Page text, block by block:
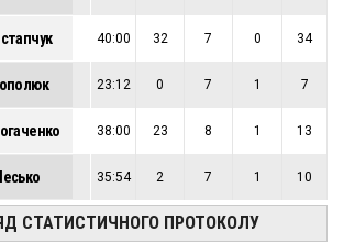
40:00 32 7 0 34
23:12 0 7 1 7
38:00 23 8 1 13
35:54 2 7 1 10
СТАТИСТИЧНОГО ПРОТОКОЛУ